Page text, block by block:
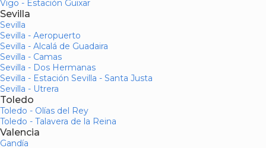
Vigo - Estación Guixar
Sevilla
Sevilla
Sevilla - Aeropuerto
Sevilla - Alcalá de Guadaira
Sevilla - Camas
Sevilla - Dos Hermanas
Sevilla - Estación Sevilla - Santa Justa
Sevilla - Utrera
Toledo
Toledo - Olías del Rey
Toledo - Talavera de la Reina
Valencia
Gandía